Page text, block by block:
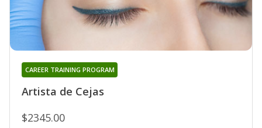
Artista de Cejas
CAREER TRAINING PROGRAM
$2345.00